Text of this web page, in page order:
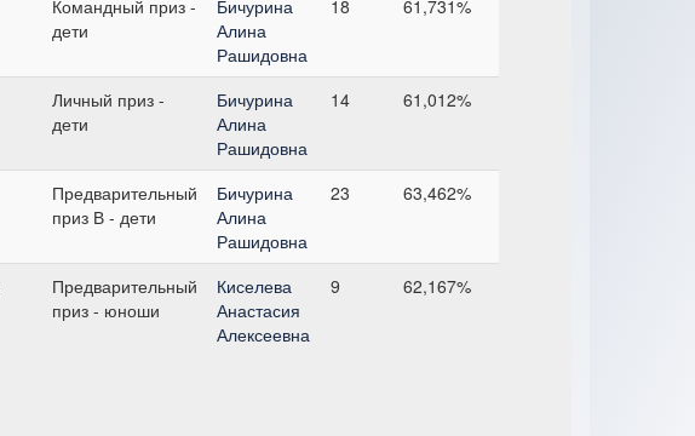
Командный приз -
дети
Бичурина
Алина
Рашидовна
18 61,731%
Личный приз -
дети
Бичурина
Алина
Рашидовна
14 61,012%
Предварительный
приз В - дети
Бичурина
Алина
Рашидовна
23 63,462%
Предварительный
приз - юноши
Киселева
Анастасия
Алексеевна
9 62,167%